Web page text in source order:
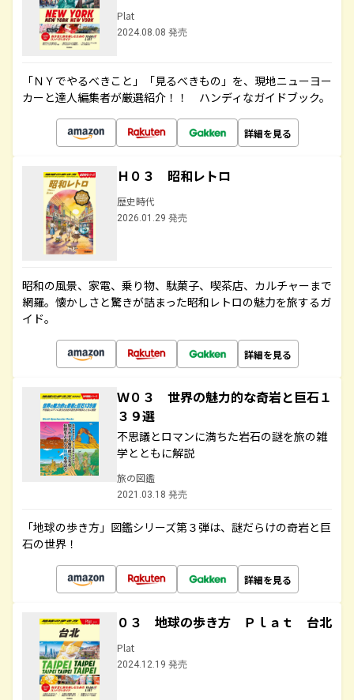
Plat
2024.08.08 発売
「ＮＹでやるべきこと」「見るべきもの」を、現地ニューヨー
カーと達人編集者が厳選紹介！！ ハンディなガイドブック。
詳細を見る
Ｈ０３ 昭和レトロ
歴史時代
2026.01.29 発売
昭和の風景、家電、乗り物、駄菓子、喫茶店、カルチャーまで
網羅。懐かしさと驚きが詰まった昭和レトロの魅力を旅するガ
イド。
詳細を見る
Ｗ０３ 世界の魅力的な奇岩と巨石１
３９選
不思議とロマンに満ちた岩石の謎を旅の雑
学とともに解説
旅の図鑑
2021.03.18 発売
「地球の歩き方」図鑑シリーズ第３弾は、謎だらけの奇岩と巨
石の世界！
詳細を見る
０３ 地球の歩き方 Ｐｌａｔ 台北
Plat
2024.12.19 発売